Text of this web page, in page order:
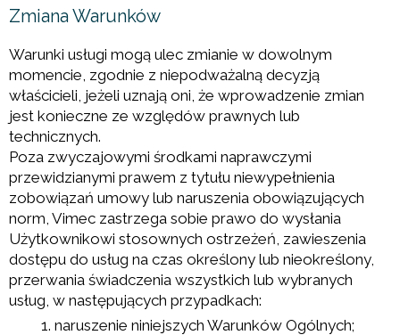
Zmiana Warunków
Warunki usługi mogą ulec zmianie w dowolnym
momencie, zgodnie z niepodważalną decyzją
właścicieli, jeżeli uznają oni, że wprowadzenie zmian
jest konieczne ze względów prawnych lub
technicznych.
Poza zwyczajowymi środkami naprawczymi
przewidzianymi prawem z tytułu niewypełnienia
zobowiązań umowy lub naruszenia obowiązujących
norm, Vimec zastrzega sobie prawo do wysłania
Użytkownikowi stosownych ostrzeżeń, zawieszenia
dostępu do usług na czas określony lub nieokreślony,
przerwania świadczenia wszystkich lub wybranych
usług, w następujących przypadkach:
naruszenie niniejszych Warunków Ogólnych;